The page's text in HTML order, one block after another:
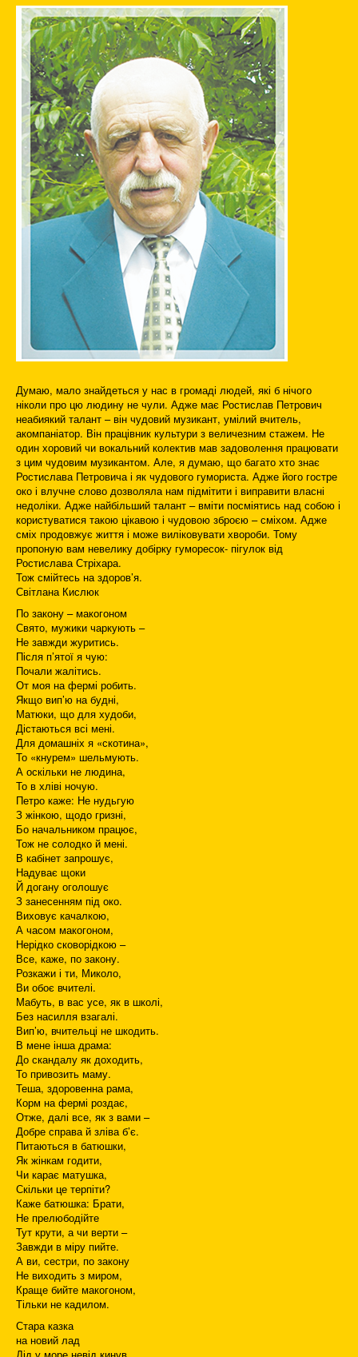
Думаю, мало знайдеться у нас в громаді людей, які б нічого
ніколи про цю людину не чули. Адже має Ростислав Петрович
неабиякий талант – він чудовий музикант, умілий вчитель,
акомпаніатор. Він працівник культури з величезним стажем. Не
один хоровий чи вокальний колектив мав задоволення працювати
з цим чудовим музикантом. Але, я думаю, що багато хто знає
Ростислава Петровича і як чудового гумориста. Адже його гостре
око і влучне слово дозволяла нам підмітити і виправити власні
недоліки. Адже найбільший талант – вміти посміятись над собою і
користуватися такою цікавою і чудовою зброєю – сміхом. Адже
сміх продовжує життя і може виліковувати хвороби. Тому
пропоную вам невелику добірку гуморесок- пігулок від
Ростислава Стріхара.
Тож смійтесь на здоров’я.
Світлана Кислюк
По закону – макогоном
Свято, мужики чаркують –
Не завжди журитись.
Після п’ятої я чую:
Почали жалітись.
От моя на фермі робить.
Якщо вип’ю на будні,
Матюки, що для худоби,
Дістаються всі мені.
Для домашніх я «скотина»,
То «кнурем» шельмують.
А оскільки не людина,
То в хліві ночую.
Петро каже: Не нудьгую
З жінкою, щодо гризні,
Бо начальником працює,
Тож не солодко й мені.
В кабінет запрошує,
Надуває щоки
Й догану оголошує
З занесенням під око.
Виховує качалкою,
А часом макогоном,
Нерідко сковорідкою –
Все, каже, по закону.
Розкажи і ти, Миколо,
Ви обоє вчителі.
Мабуть, в вас усе, як в школі,
Без насилля взагалі.
Вип’ю, вчительці не шкодить.
В мене інша драма:
До скандалу як доходить,
То привозить маму.
Теша, здоровенна рама,
Корм на фермі роздає,
Отже, далі все, як з вами –
Добре справа й зліва б’є.
Питаються в батюшки,
Як жінкам годити,
Чи карає матушка,
Скільки це терпіти?
Каже батюшка: Брати,
Не прелюбодійте
Тут крути, а чи верти –
Завжди в міру пийте.
А ви, сестри, по закону
Не виходить з миром,
Краще бийте макогоном,
Тільки не кадилом.
Стара казка
на новий лад